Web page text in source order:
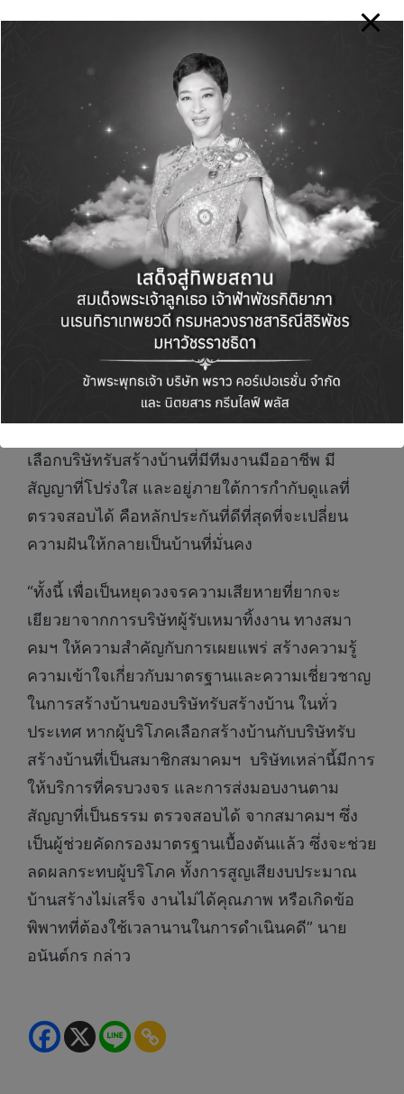
6. ยึดถือหลัก “มาตรฐานวิชาชีพ”
พิจารณาเลือกผู้
ประกอบการที่สังกัดองค์กรหรือสมาคมวิชาชีพที่มี
การกำกับดูแลสมาชิกภายใต้ระเบียบและกฎหมาย
ควบคุม เพราะจะมีกลไกตรวจสอบคุณสมบัติ
สมาชิก การมีจรรยาบรรณในการประกอบวิชาชีพ
และมีหน่วยงานกลางที่ช่วยประสานงานไกล่เกลี่ย
หากเกิดข้อพิพาท ซึ่งเป็นมาตรฐานการทำงาน และ
จรรยาบรรณในการประกอบวิชาชีพ เพื่อให้มั่นใจ
ว่าโครงการจะดำเนินต่อได้จนแล้วเสร็จ
ย้ำความเชื่อมั่น “สร้างบ้าน…ปลอดภัย”
นายอนันต์กร กล่าวว่า บ้านคือความฝันทั้งชีวิต อย่า
เลือกบริษัทรับสร้างบ้านที่มีทีมงานมืออาชีพ มี
สัญญาที่โปร่งใส และอยู่ภายใต้การกำกับดูแลที่
ตรวจสอบได้ คือหลักประกันที่ดีที่สุดที่จะเปลี่ยน
ความฝันให้กลายเป็นบ้านที่มั่นคง
“ทั้งนี้ เพื่อเป็นหยุดวงจรความเสียหายที่ยากจะ
เยียวยาจากการบริษัทผู้รับเหมาทิ้งงาน ทางสมา
คมฯ ให้ความสำคัญกับการเผยแพร่ สร้างความรู้
ความเข้าใจเกี่ยวกับมาตรฐานและความเชี่ยวชาญ
ในการสร้างบ้านของบริษัทรับสร้างบ้าน ในทั่ว
ประเทศ หากผู้บริโภคเลือกสร้างบ้านกับบริษัทรับ
สร้างบ้านที่เป็นสมาชิกสมาคมฯ บริษัทเหล่านี้มีการ
ให้บริการที่ครบวงจร และการส่งมอบงานตาม
สัญญาที่เป็นธรรม ตรวจสอบได้ จากสมาคมฯ ซึ่ง
เป็นผู้ช่วยคัดกรองมาตรฐานเบื้องต้นแล้ว ซึ่งจะช่วย
ลดผลกระทบผู้บริโภค ทั้งการสูญเสียงบประมาณ
บ้านสร้างไม่เสร็จ งานไม่ได้คุณภาพ หรือเกิดข้อ
พิพาทที่ต้องใช้เวลานานในการดำเนินคดี” นาย
อนันต์กร กล่าว